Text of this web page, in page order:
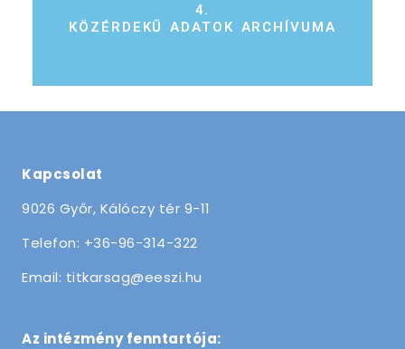
4.
KÖZÉRDEKŰ ADATOK ARCHÍVUMA
Kapcsolat
9026 Győr, Kálóczy tér 9-11
Telefon: +36-96-314-322
Email: titkarsag@eeszi.hu
Az intézmény fenntartója: